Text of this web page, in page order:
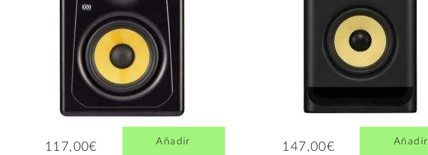
117,00€ Añadir 147,00€ Añadir